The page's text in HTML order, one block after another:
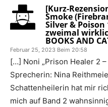
[Kurz-
Smoke
Silver &
zweimal
BOOKS AND
Februar 25, 2023 Beim 20:58
[…] Noni „Prison Healer 2
Sprecherin: Nina
Schattenheilerin hat mir
mich auf Band 2